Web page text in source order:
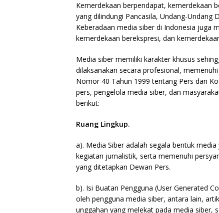
Kemerdekaan berpendapat, kemerdekaan
yang dilindungi Pancasila, Undang-Undang
Keberadaan media siber di Indonesia juga
kemerdekaan berekspresi, dan
Media siber memiliki karakter khusus
dilaksanakan secara profesional,
Nomor 40 Tahun 1999 tentang Pers dan
pers, pengelola media siber, dan
berikut:
Ruang Lingkup.
a). Media Siber adalah segala bentuk
kegiatan jurnalistik, serta memenuhi
yang ditetapkan Dewan Pers.
b). Isi Buatan Pengguna (User Generated
oleh pengguna media siber, antara lain,
unggahan yang melekat pada media